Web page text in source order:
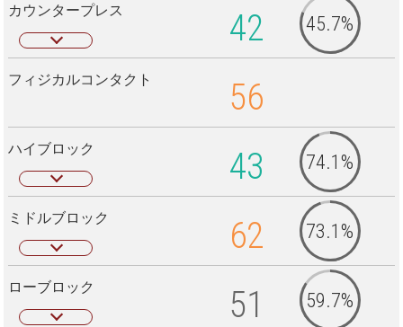
カウンタープレス 42 45.7%
フィジカルコンタクト 56
ハイブロック 43 74.1%
ミドルブロック 62 73.1%
ローブロック 51 59.7%